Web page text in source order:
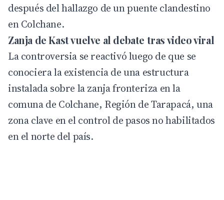
después del hallazgo de un puente clandestino
en Colchane.
Zanja de Kast vuelve al debate tras video viral
La controversia se reactivó luego de que se
conociera la existencia de una estructura
instalada sobre la zanja fronteriza en la
comuna de Colchane, Región de Tarapacá, una
zona clave en el control de pasos no habilitados
en el norte del país.